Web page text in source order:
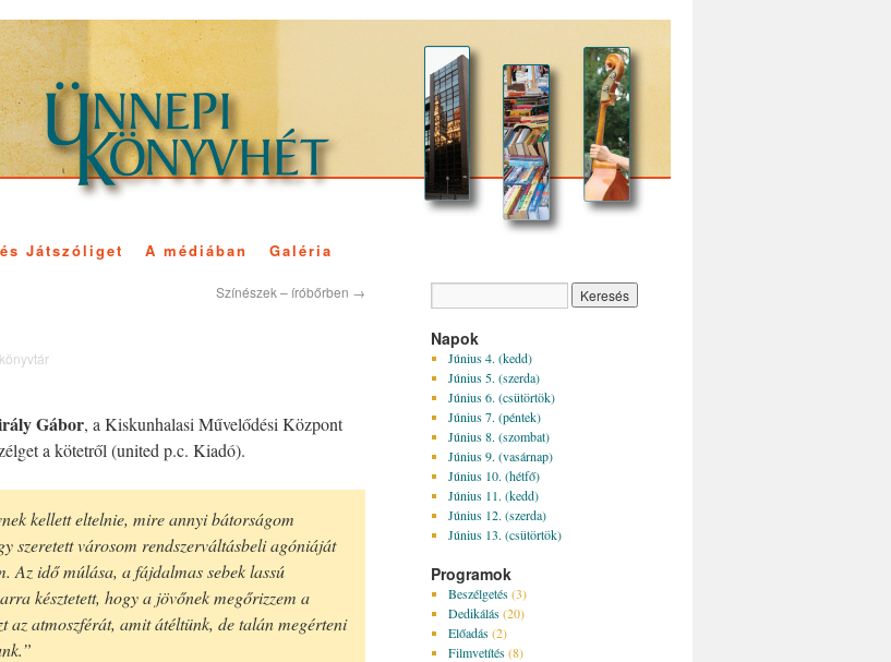
Játszóliget A médiában Galéria
Színészek – íróbőrben →
Gábor, a Kiskunhalasi Művelődési Központ
a kötetről (united p.c. Kiadó).
kellett eltelnie, mire annyi bátorságom
szeretett városom rendszerváltásbeli agóniáját
Az idő múlása, a fájdalmas sebek lassú
késztetett, hogy a jövőnek megőrizzem a
az atmoszférát, amit átéltünk, de talán megérteni
Napok
Június 4. (kedd)
Június 5. (szerda)
Június 6. (csütörtök)
Június 7. (péntek)
Június 8. (szombat)
Június 9. (vasárnap)
Június 10. (hétfő)
Június 11. (kedd)
Június 12. (szerda)
Június 13. (csütörtök)
Programok
Beszélgetés(3)
Dedikálás(20)
Előadás(2)
Filmvetítés(8)